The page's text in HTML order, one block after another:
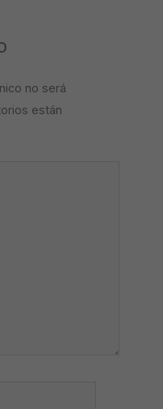
no será
están